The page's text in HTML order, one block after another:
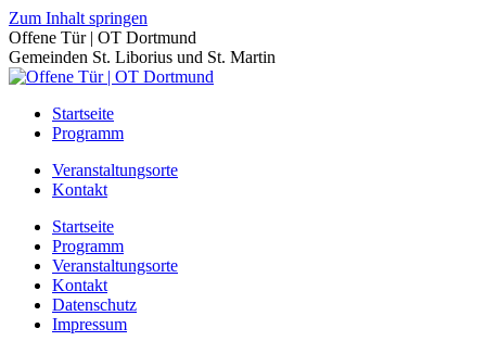
Zum Inhalt springen
Offene Tür | OT Dortmund
Gemeinden St. Liborius und St. Martin
Startseite
Programm
Veranstaltungsorte
Kontakt
Startseite
Programm
Veranstaltungsorte
Kontakt
Datenschutz
Impressum